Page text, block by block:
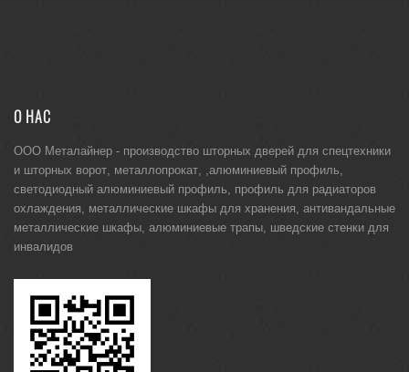
О НАС
ООО Металайнер - производство шторных дверей для спецтехники
и шторных ворот металлопрокат алюминиевый профиль
светодиодный алюминиевый профиль
профиль для радиаторов
охлаждения
металлические шкафы для хранения антивандальные
металлические шкафы алюминиевые трапы шведские стенки для
инвалидов